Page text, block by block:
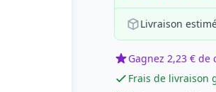
Livraison
Gagnez 2,23 €
Frais de livraison